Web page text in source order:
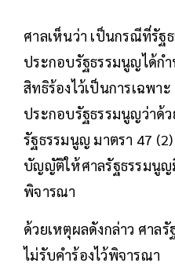
ศาลเห็นว่า เป็นกรณีที่รั
ประกอบรัฐธรรมนูญได้ก
สิทธิร้องไว้เป็นการเฉพ
ประกอบรัฐธรรมนูญว่าด้
รัฐธรรมนูญ มาตรา 47
บัญญัติให้ศาลรัฐธรรมนูญ
พิจารณา
ด้วยเหตุผลดังกล่าว ศาล
ไม่รับคำร้องไว้พิจารณา